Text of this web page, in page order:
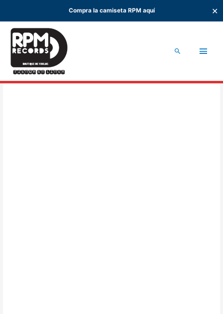
Compra la camiseta RPM aquí ✕
contenido
Buscar